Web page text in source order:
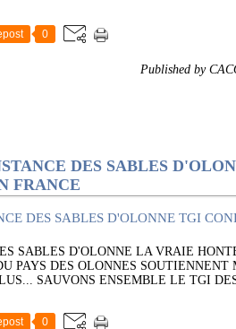
0
Published by
DES SABLES
FRANCE
SABLES D'OLONNE LA VRAIE
PAYS DES OLONNES SOUTIENNENT
SAUVONS ENSEMBLE LE TGI
0